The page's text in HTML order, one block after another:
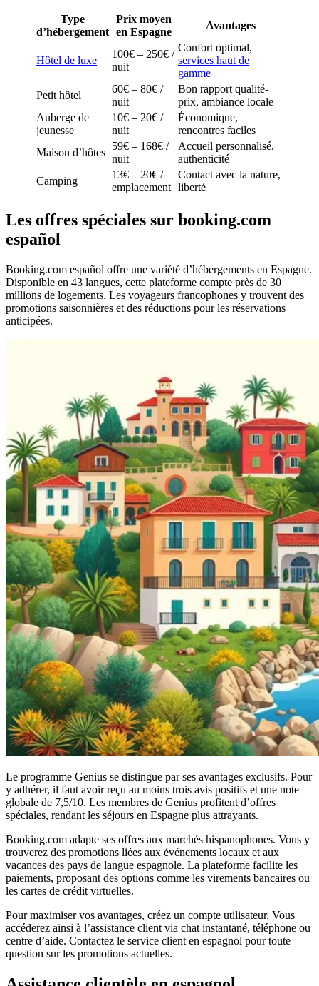
Type
d’hébergement
Prix moyen
en Espagne
Avantages
Hôtel de luxe
100€ – 250€ /
nuit
Confort optimal,
services haut de
gamme
Petit hôtel
60€ – 80€ /
nuit
Bon rapport qualité-
prix, ambiance locale
Auberge de
jeunesse
10€ – 20€ /
nuit
Économique,
rencontres faciles
Maison d’hôtes
59€ – 168€ /
nuit
Accueil personnalisé,
authenticité
Camping
13€ – 20€ /
emplacement
Contact avec la nature,
liberté
Les offres spéciales sur booking.com
español
Booking.com español offre une variété d’hébergements en Espagne.
Disponible en 43 langues, cette plateforme compte près de 30
millions de logements. Les voyageurs francophones y trouvent des
promotions saisonnières et des réductions pour les réservations
anticipées.
Le programme Genius se distingue par ses avantages exclusifs. Pour
y adhérer, il faut avoir reçu au moins trois avis positifs et une note
globale de 7,5/10. Les membres de Genius profitent d’offres
spéciales, rendant les séjours en Espagne plus attrayants.
Booking.com adapte ses offres aux marchés hispanophones. Vous y
trouverez des promotions liées aux événements locaux et aux
vacances des pays de langue espagnole. La plateforme facilite les
paiements, proposant des options comme les virements bancaires ou
les cartes de crédit virtuelles.
Pour maximiser vos avantages, créez un compte utilisateur. Vous
accéderez ainsi à l’assistance client via chat instantané, téléphone ou
centre d’aide. Contactez le service client en espagnol pour toute
question sur les promotions actuelles.